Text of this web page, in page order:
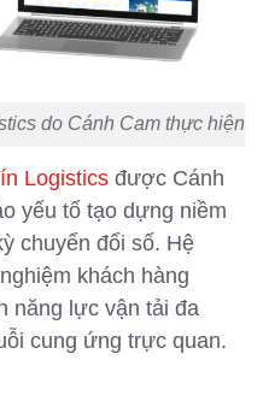
do Cánh Cam thực hiện
Logistics được Cánh
yếu tố tạo dựng niềm
chuyển đổi số. Hệ
khách hàng
năng lực vận tải đa
cung ứng trực quan.